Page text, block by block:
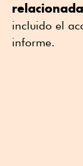
incluido el
informe.